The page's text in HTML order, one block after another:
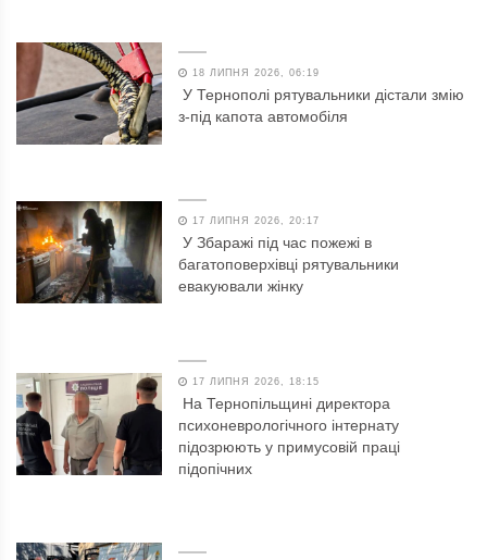
18 ЛИПНЯ 2026, 06:19
У Тернополі рятувальники дістали змію
з-під капота автомобіля
17 ЛИПНЯ 2026, 20:17
У Збаражі під час пожежі в
багатоповерхівці рятувальники
евакуювали жінку
17 ЛИПНЯ 2026, 18:15
На Тернопільщині директора
психоневрологічного інтернату
підозрюють у примусовій праці
підопічних